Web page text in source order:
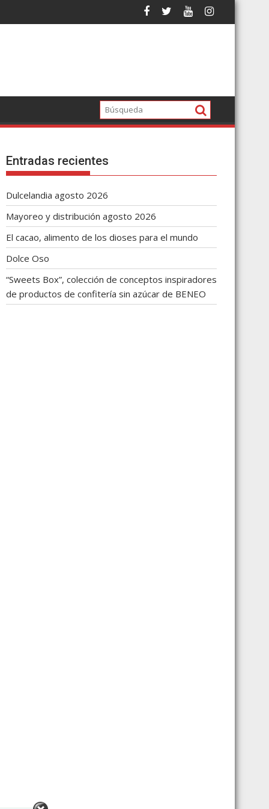
Entradas recientes
Dulcelandia agosto 2026
Mayoreo y distribución agosto 2026
El cacao, alimento de los dioses para el mundo
Dolce Oso
“Sweets Box”, colección de conceptos inspiradores
de productos de confitería sin azúcar de BENEO